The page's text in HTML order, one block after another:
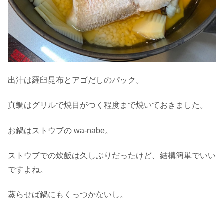
出汁は羅臼昆布とアゴだしのパック。
真鯛はグリルで焼目がつく程度まで焼いておきました。
お鍋はストウブの wa-nabe。
ストウブでの炊飯は久しぶりだったけど、結構簡単でいい
ですよね。
蒸らせば鍋にもくっつかないし。